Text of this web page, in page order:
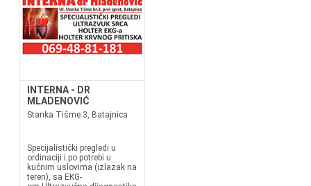
INTERNA - DR
MLADENOVIĆ
Stanka Tišme 3, Batajnica
Specijalistički pregledi u
ordinaciji i po potrebi u
kućnim uslovima (izlazak na
teren), sa EKG-